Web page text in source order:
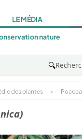
LE MÉDIA
nature
🔍
des plantes >